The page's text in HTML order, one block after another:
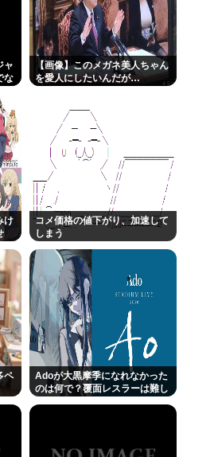
者の「テレビ離れ」が始まっ
の約7割が"ほぼ見ない"衝撃の最
者の「テレビ離れ」が始まっ
く知らない女子アナと結婚
互RSS
ャ
な
【画像】このメガネ美人ちゃん
を愛人にしたいんだが…
け
コメ価格の値下がり、加速して
しまう
ペ
Adoが大黒摩季になれなかった
のは何で？覆面レスラーは難し